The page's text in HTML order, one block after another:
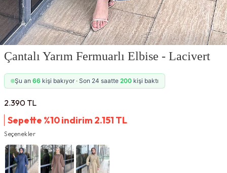
Çantalı Yarım Fermuarlı Elbise - Lacivert
Şu an 66 kişi bakıyor · Son 24 saatte 200 kişi baktı
2.390TL
Sepette %10 indirim 2.151 TL
Seçenekler